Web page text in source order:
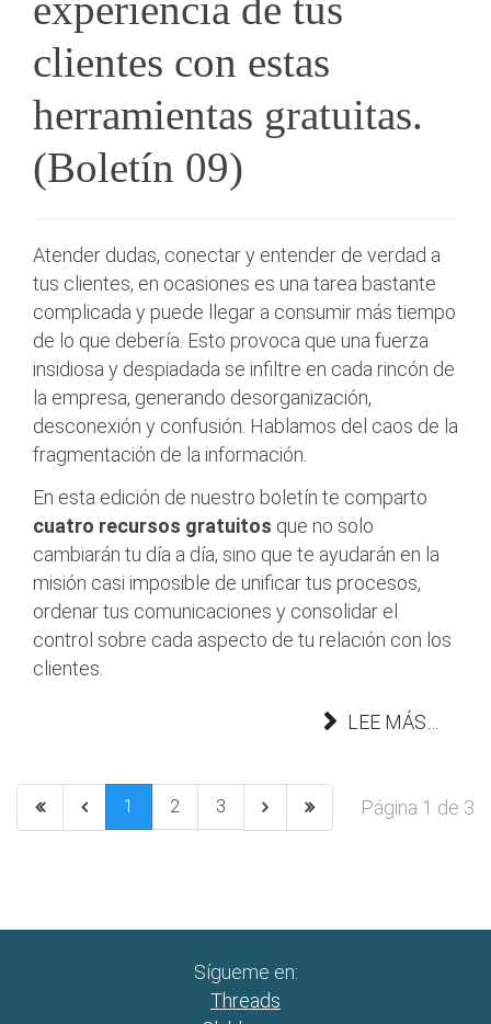
clientes con estas
herramientas gratuitas.
(Boletín 09)
Atender dudas, conectar y entender de verdad a
tus clientes, en ocasiones es una tarea bastante
complicada y puede llegar a consumir más tiempo
de lo que debería. Esto provoca que una fuerza
insidiosa y despiadada se infiltre en cada rincón de
la empresa, generando desorganización,
desconexión y confusión. Hablamos del caos de la
fragmentación de la información.
En esta edición de nuestro boletín te comparto
cuatro recursos gratuitos que no solo
cambiarán tu día a día, sino que te ayudarán en la
misión casi imposible de unificar tus procesos,
ordenar tus comunicaciones y consolidar el
control sobre cada aspecto de tu relación con los
clientes.
LEE MÁS…
Página 1 de 3
1 2 3
Sígueme en:
Threads